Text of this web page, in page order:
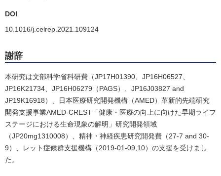
DOI
10.1016/j.celrep.2021.109124
謝辞
本研究は文部科学省科研費（JP17H01390、JP16H06527、
JP16K21734、JP16H06279（PAGS）、JP16J03827 and
JP19K16918）、日本医療研究開発機構（AMED）革新的先端研究
開発支援事業AMED-CREST「健康・医療の向上に向けた早期ライフ
ステージにおける生命現象の解明」研究開発領域
（JP20mg1310008）、精神・神経疾患研究開発費（27-7 and 30-
9）、レット症候群支援機構（2019-01-09,10）の支援を受けまし
た。